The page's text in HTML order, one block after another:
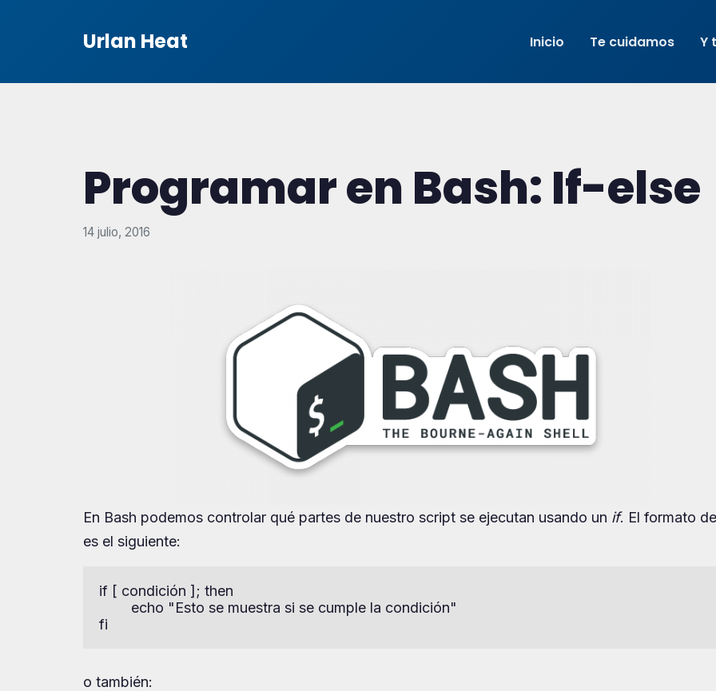
Urlan Heat Inicio Te cuidamos Y
Programar en Bash: If-else
14 julio, 2016
En Bash podemos controlar qué partes de nuestro script se ejecutan usando un if. El formato
es el siguiente:
if [ condición ]; then
        echo "Esto se muestra si se cumple la condición"
fi
o también: